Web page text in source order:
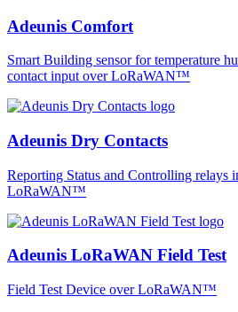
Adeunis Comfort
Smart Building sensor for temperature
contact input over LoRaWAN™
Adeunis Dry Contacts
Reporting Status and Controlling relays
LoRaWAN™
Adeunis LoRaWAN Field Test
Field Test Device over LoRaWAN™